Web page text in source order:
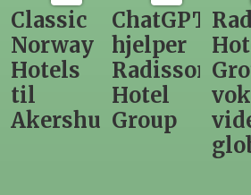
ChatGPT
hjelper
Radisson
Hotel
Group
Radisson
Hotel
Group
vokser
videre